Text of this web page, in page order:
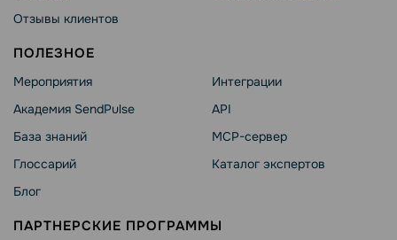
Отзывы клиентов
ПОЛЕЗНОЕ
Мероприятия
Академия SendPulse
База знаний
Глоссарий
Блог
Интеграции
API
MCP-сервер
Каталог экспертов
ПАРТНЕРСКИЕ ПРОГРАММЫ